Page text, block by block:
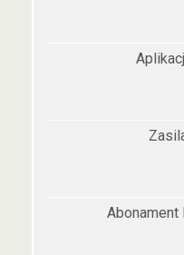
Abonament